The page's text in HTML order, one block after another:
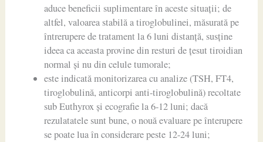
aduce beneficii suplimentare în aceste situații; de
altfel, valoarea stabilă a tiroglobulinei, măsurată pe
întrerupere de tratament la 6 luni distanță, susține
ideea ca aceasta provine din resturi de țesut tiroidian
normal și nu din celule tumorale;
este indicată monitorizarea cu analize (TSH, FT4,
tiroglobulină, anticorpi anti-tiroglobulină) recoltate
sub Euthyrox și ecografie la 6-12 luni; dacă
rezulatatele sunt bune, o nouă evaluare pe înterupere
se poate lua în considerare peste 12-24 luni;